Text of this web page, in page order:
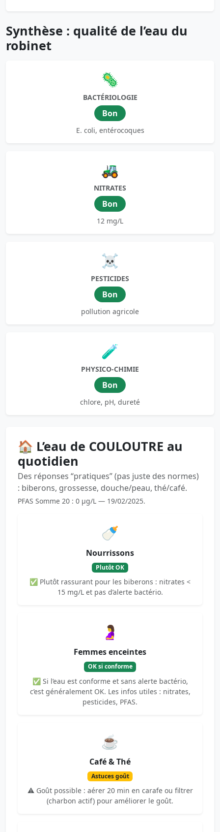
Synthèse : qualité de l’eau du
robinet
🦠
BACTÉRIOLOGIE
Bon
E. coli, entérocoques
🚜
NITRATES
Bon
12 mg/L
☠️
PESTICIDES
Bon
pollution agricole
🧪
PHYSICO-CHIMIE
Bon
chlore, pH, dureté
🏠 L’eau de COULOUTRE au
quotidien
Des réponses “pratiques” (pas juste des normes)
: biberons, grossesse, douche/peau, thé/café.
PFAS Somme 20 : 0 µg/L — 19/02/2025.
🍼
Nourrissons
Plutôt OK
✅ Plutôt rassurant pour les biberons : nitrates <
15 mg/L et pas d’alerte bactério.
🤰
Femmes enceintes
OK si conforme
✅ Si l’eau est conforme et sans alerte bactério,
c’est généralement OK. Les infos utiles : nitrates,
pesticides, PFAS.
☕
Café & Thé
Astuces goût
⚠️ Goût possible : aérer 20 min en carafe ou filtrer
(charbon actif) pour améliorer le goût.